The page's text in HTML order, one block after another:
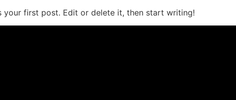
your first post. Edit or delete it, then start writing!